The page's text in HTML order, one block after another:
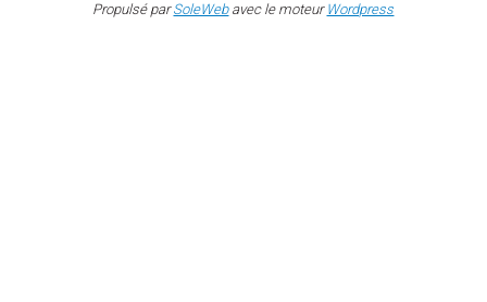
Propulsé parSoleWebavec le moteur Wordpress